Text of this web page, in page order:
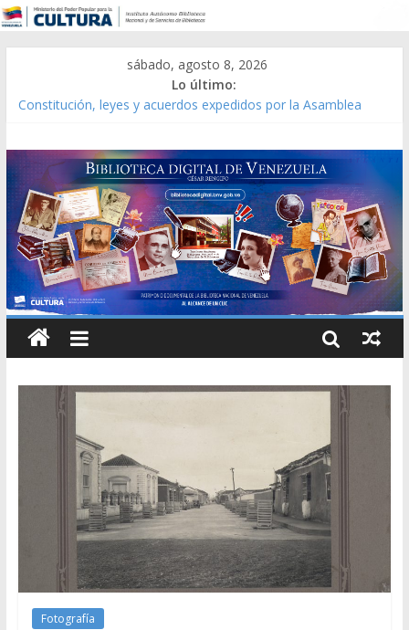
sábado, agosto 8, 2026
Lo último:
Constitución, leyes y acuerdos expedidos por la Asamblea
Modesta Bor Sánchez [material gráfico]
Gaceta Oficial de la República de Venezuela año CXXXIII Mes V,
Caracas 09 de marzo de 2006 N° 38.394
Catálogo temático de obras de Modesta Bor
Fotografía